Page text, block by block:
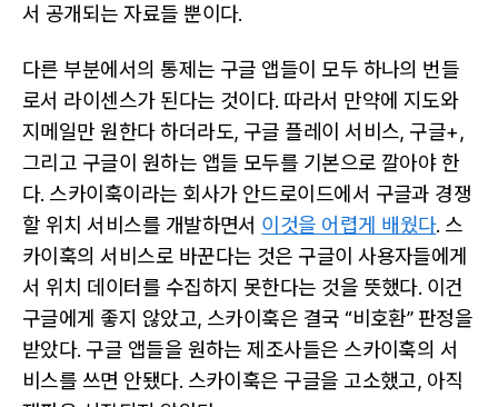
서 공개되는 자료들 뿐이다.
다른 부분에서의 통제는 구글 앱들이 모두 하나의 번들
로서 라이센스가 된다는 것이다. 따라서 만약에 지도와
지메일만 원한다 하더라도, 구글 플레이 서비스, 구글+,
그리고 구글이 원하는 앱들 모두를 기본으로 깔아야 한
다. 스카이훅이라는 회사가 안드로이드에서 구글과 경쟁
할 위치 서비스를 개발하면서 이것을 어렵게 배웠다. 스
카이훅의 서비스로 바꾼다는 것은 구글이 사용자들에게
서 위치 데이터를 수집하지 못한다는 것을 뜻했다. 이건
구글에게 좋지 않았고, 스카이훅은 결국 “비호환” 판정을
받았다. 구글 앱들을 원하는 제조사들은 스카이훅의 서
비스를 쓰면 안됐다. 스카이훅은 구글을 고소했고, 아직